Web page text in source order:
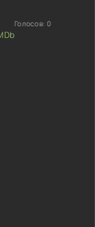
Голосов: 0